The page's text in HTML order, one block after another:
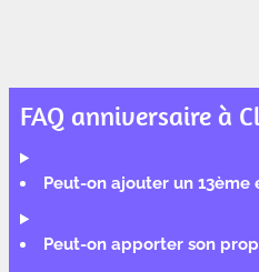
FAQ anniversaire à
Peut-on ajouter un 13ème
Peut-on apporter son